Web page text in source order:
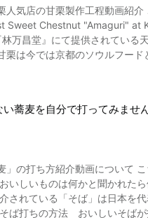
子状にして蒸篭で蒸します 4. つき ついて冷やし、またつくことをくりかえし
10. 仕上
に塗ります 動画で紹介されるのは9と10の焼きと仕上げです。 動画
にこだわり、1日につくれる
さい。 動画は、リズミカルな音とともに次々と煎餅が裏返され焼かれて
。 【公式ホームページ】草加せんべい振興協議会: 草加せんべい公式サイ
は「DELI BALI」が公開した「熟練職人が作る 天津甘栗作り密着！京都グルメ 林
"Amaguri" at Kyoto! Japanese Street
されている天津甘栗を紹介しています。 動画でご覧
のソウルフードとしても有名となっています。 ここ
によって品種改良をされたものが栽培されて
ものとは種が違っています。
天津甘栗の作り方 写真：天津甘栗 天津甘栗の出来るまでの工程をここでは
混ぜています。 川砂は熱伝導に
ます。 収穫の質、気候。 栗の
き上がった甘栗から水飴を加えていきます。 砂
蕎麦を自分で打ってみませ
画は「蔵の粉屋 大西製粉」が公開した「そば打ちの方法 おいしいそばが打て